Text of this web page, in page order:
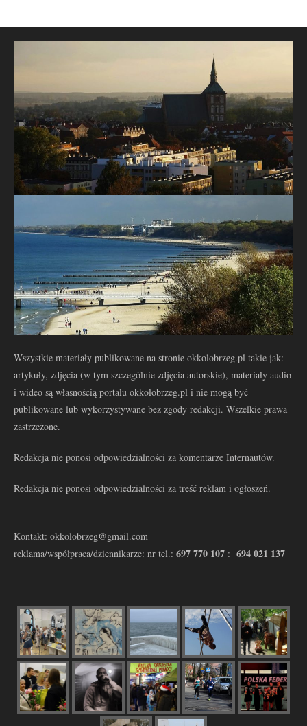
Wszystkie materiały publikowane na stronie okkolobrzeg.pl takie jak:
artykuły, zdjęcia (w tym szczególnie zdjęcia autorskie), materiały audio
i wideo są własnością portalu okkolobrzeg.pl i nie mogą być
publikowane lub wykorzystywane bez zgody redakcji. Wszelkie prawa
zastrzeżone.
Redakcja nie ponosi odpowiedzialności za komentarze Internautów.
Redakcja nie ponosi odpowiedzialności za treść reklam i ogłoszeń.
Kontakt: okkolobrzeg@gmail.com
reklama/współpraca/dziennikarze: nr tel.: 697 770 107 : 694 021 137